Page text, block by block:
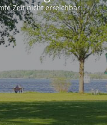
Zeit nicht erreichbar.